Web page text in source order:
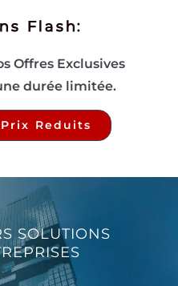
Flash:
Offres Exclusives
durée limitée.
Reduits
SOLUTIONS